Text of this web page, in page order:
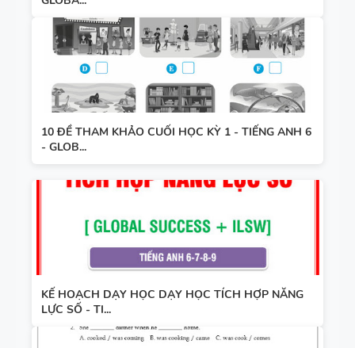
10 ĐỀ THAM KHẢO CUỐI HỌC KỲ 1 - TIẾNG ANH 6
- GLOB...
KẾ HOẠCH DẠY HỌC DẠY HỌC TÍCH HỢP NĂNG
LỰC SỐ - TI...